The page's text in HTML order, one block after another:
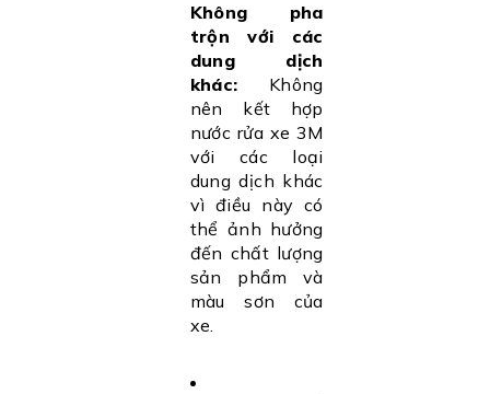
Không pha
trộn với các
dung dịch
khác: Không
nên kết hợp
nước rửa xe 3M
với các loại
dung dịch khác
vì điều này có
thể ảnh hưởng
đến chất lượng
sản phẩm và
màu sơn của
xe.